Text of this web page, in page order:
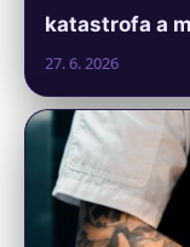
katastrofa a
27. 6. 2026